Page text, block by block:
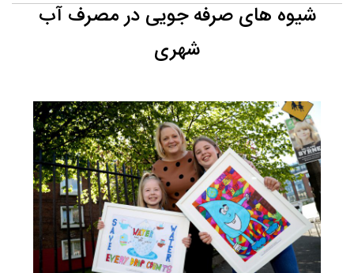
شیوه های صرفه جویی در مصرف آب
شهری